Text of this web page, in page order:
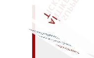
GAZELLE
zage Seele; lag in der
Glaszelle; Ghasele.